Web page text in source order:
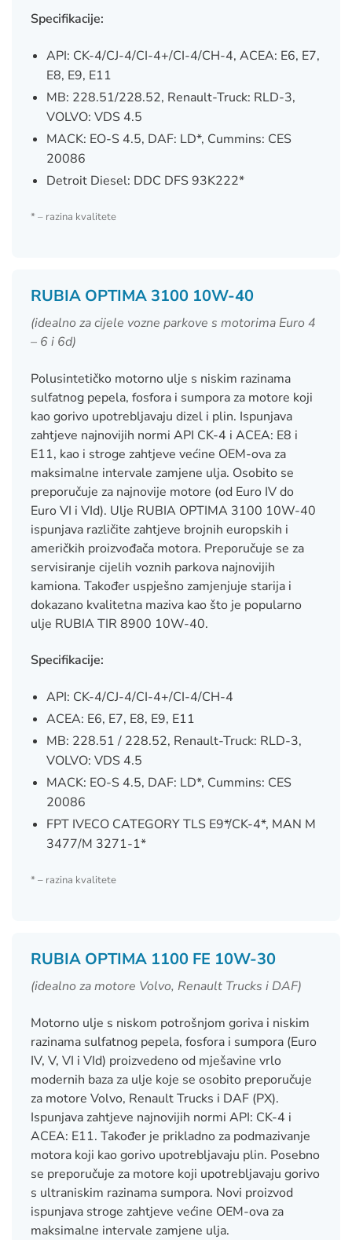
Specifikacije:
API: CK-4/CJ-4/CI-4+/CI-4/CH-4, ACEA: E6, E7,
E8, E9, E11
MB: 228.51/228.52, Renault-Truck: RLD-3,
VOLVO: VDS 4.5
MACK: EO-S 4.5, DAF: LD*, Cummins: CES
20086
Detroit Diesel: DDC DFS 93K222*
* – razina kvalitete
RUBIA OPTIMA 3100 10W-40
(idealno za cijele vozne parkove s motorima Euro 4
– 6 i 6d)
Polusintetičko motorno ulje s niskim razinama
sulfatnog pepela, fosfora i sumpora za motore koji
kao gorivo upotrebljavaju dizel i plin. Ispunjava
zahtjeve najnovijih normi API CK-4 i ACEA: E8 i
E11, kao i stroge zahtjeve većine OEM-ova za
maksimalne intervale zamjene ulja. Osobito se
preporučuje za najnovije motore (od Euro IV do
Euro VI i VId). Ulje RUBIA OPTIMA 3100 10W-40
ispunjava različite zahtjeve brojnih europskih i
američkih proizvođača motora. Preporučuje se za
servisiranje cijelih voznih parkova najnovijih
kamiona. Također uspješno zamjenjuje starija i
dokazano kvalitetna maziva kao što je popularno
ulje RUBIA TIR 8900 10W-40.
Specifikacije:
API: CK-4/CJ-4/CI-4+/CI-4/CH-4
ACEA: E6, E7, E8, E9, E11
MB: 228.51 / 228.52, Renault-Truck: RLD-3,
VOLVO: VDS 4.5
MACK: EO-S 4.5, DAF: LD*, Cummins: CES
20086
FPT IVECO CATEGORY TLS E9*/CK-4*, MAN M
3477/M 3271-1*
* – razina kvalitete
RUBIA OPTIMA 1100 FE 10W-30
(idealno za motore Volvo, Renault Trucks i DAF)
Motorno ulje s niskom potrošnjom goriva i niskim
razinama sulfatnog pepela, fosfora i sumpora (Euro
IV, V, VI i VId) proizvedeno od mješavine vrlo
modernih baza za ulje koje se osobito preporučuje
za motore Volvo, Renault Trucks i DAF (PX).
Ispunjava zahtjeve najnovijih normi API: CK-4 i
ACEA: E11. Također je prikladno za podmazivanje
motora koji kao gorivo upotrebljavaju plin. Posebno
se preporučuje za motore koji upotrebljavaju gorivo
s ultraniskim razinama sumpora. Novi proizvod
ispunjava stroge zahtjeve većine OEM-ova za
maksimalne intervale zamjene ulja.